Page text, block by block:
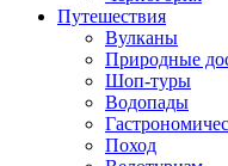
Путешествия
Вулканы
Природные
Шоп-туры
Водопады
Поход